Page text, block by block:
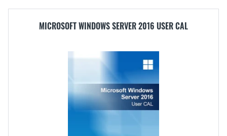
MICROSOFT WINDOWS SERVER 2016 USER CAL